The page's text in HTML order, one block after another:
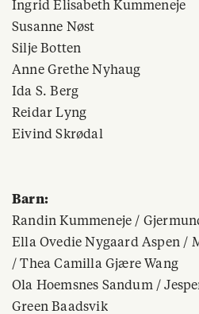
Ingrid Elisabeth Kummeneje
Susanne Nøst
Silje Botten
Anne Grethe Nyhaug
Ida S. Berg
Reidar Lyng
Eivind Skrødal
Barn:
Randin Kummeneje /
Ella Ovedie Nygaard Aspen /
/ Thea Camilla Gjære Wang
Ola Hoemsnes Sandum /
Green Baadsvik